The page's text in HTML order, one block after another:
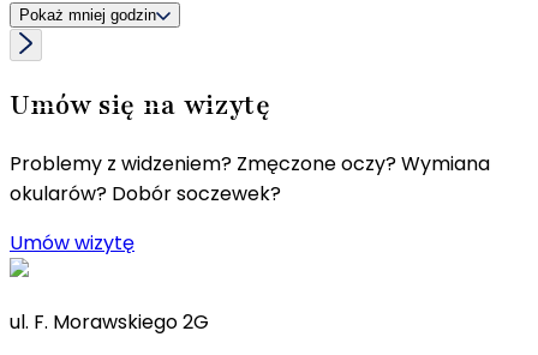
Pokaż mniej godzin
Umów się na wizytę
Problemy z widzeniem? Zmęczone oczy? Wymiana
okularów? Dobór soczewek?
Umów wizytę
ul. F. Morawskiego 2G